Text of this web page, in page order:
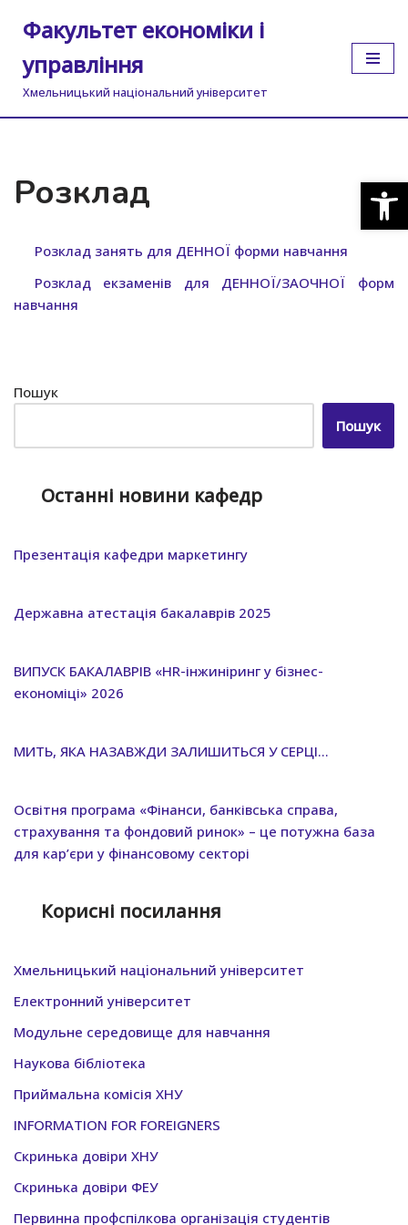
Перейти
до
вмісту
Факультет економіки і
управління
Хмельницький національний університет
Розклад
Розклад занять для ДЕННОЇ форми навчання
Розклад екзаменів для ДЕННОЇ/ЗАОЧНОЇ форм
навчання
Пошук
Пошук
Останні новини кафедр
Презентація кафедри маркетингу
Державна атестація бакалаврів 2025
ВИПУСК БАКАЛАВРІВ «HR-інжиніринг у бізнес-
економіці» 2026
МИТЬ, ЯКА НАЗАВЖДИ ЗАЛИШИТЬСЯ У СЕРЦІ…
Освітня програма «Фінанси, банківська справа,
страхування та фондовий ринок» – це потужна база
для кар’єри у фінансовому секторі
Корисні посилання
Хмельницький нацiональний унiверситет
Електронний університет
Модульне середовище для навчання
Наукова бібліотека
Приймальна комісія ХНУ
INFORMATION FOR FOREIGNERS
Скринька довіри ХНУ
Скринька довіри ФЕУ
Первинна профспілкова організація студентів